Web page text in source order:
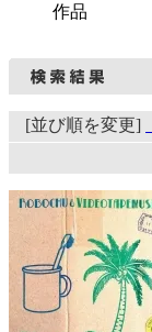
作品
[並び順を変更]